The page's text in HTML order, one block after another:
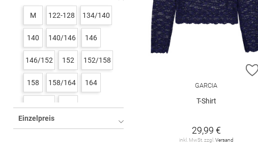
VERO MODA Girl 1
s. Oliver 1
M 122-128 134/140
140 140/146 146
146/152 152 152/158
158 158/164 164
Einzelpreis
GARCIA
T-Shirt
29,99 €
inkl. MwSt. zzgl. Versand